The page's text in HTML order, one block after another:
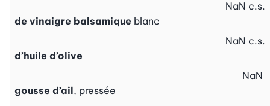
de vinaigre balsamique blanc
NaN c.s.
d’huile d’olive
NaN c.s.
gousse d’ail, pressée
NaN